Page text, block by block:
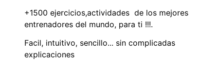
+1500 ejercicios,actividades de los mejores
entrenadores del mundo, para ti !!!.
Facil, intuitivo, sencillo... sin complicadas
explicaciones